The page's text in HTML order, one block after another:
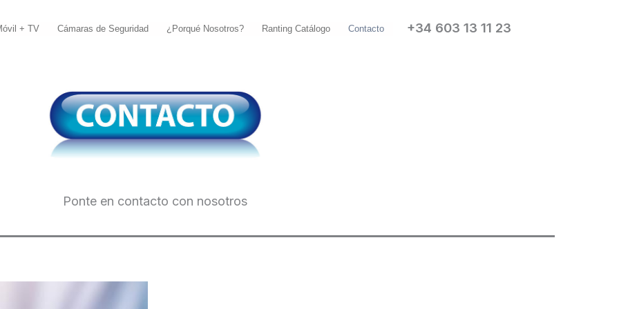
+ TV Cámaras de Seguridad ¿Porqué Nosotros? Ranting Catálogo Contacto +34 603 13 11 23
Ponte en contacto con nosotros